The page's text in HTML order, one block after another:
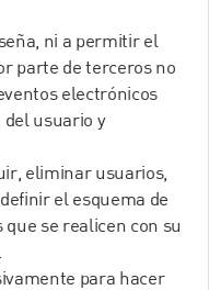
ni a permitir el
parte de terceros no
electrónicos
usuario y
eliminar usuarios,
el esquema de
se realicen con su
para hacer